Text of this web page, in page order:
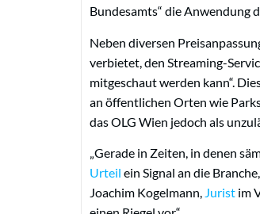
Bundesamts“ die Anwendung
Neben diversen
verbietet, den Streaming-
mitgeschaut werden kann“.
an öffentlichen Orten wie
das OLG Wien jedoch als
„Gerade in Zeiten, in denen
Urteil ein Signal an die
Joachim Kogelmann, Jurist im